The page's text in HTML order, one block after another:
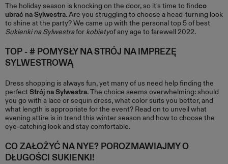
The holiday season is knocking on the door, so it's time to findco
ubrać na Sylwestra. Are you struggling to choose a head-turning look
to shine at the party? We came up with the personal top 5 of best
Sukienki na Sylwestrafor kobietyof any age to farewell 2022.
TOP - # POMYSŁY NA STRÓJ NA IMPREZĘ
SYLWESTROWĄ
Dress shopping is always fun, yet many of us need help finding the
perfect Strój na Sylwestra. The choice seems overwhelming: should
you go with a lace or sequin dress, what color suits you better, and
what length is appropriate for the event? Read on to unveil what
evening attire is in trend this winter season and how to choose the
eye-catching look and stay comfortable.
CO ZAŁOŻYĆ NA NYE? POROZMAWIAJMY O
DŁUGOŚCI SUKIENKI!